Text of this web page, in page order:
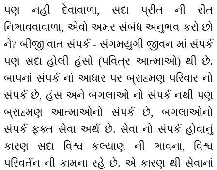
પણ નહીં દેવાવાળા, સદા પ્રીત ની રીત
નિભાવવાવાળા, એવો અમર સંબંધ અનુભવ કરો છો
ને? બીજી વાત સંપર્ક - સંગમયુગી જીવન માં સંપર્ક
પણ સદા હોલી હંસો (પવિત્ર આત્માઓ) થી છે.
બાપનાં સંપર્ક નાં આધાર પર બ્રાહ્મણ પરિવાર નો
સંપર્ક છે, હંસ અને બગલાઓ નો સંપર્ક નથી પણ
બ્રાહ્મણ આત્માઓનો સંપર્ક છે, બગલાઓનો
સંપર્ક ફક્ત સેવા અર્થ છે. સેવા નો સંપર્ક હોવાનું
કારણ સદા વિશ્વ કલ્યાણ ની ભાવના, વિશ્વ
પરિવર્તન ની કામના રહે છે. એ કારણ થી સેવાનાં